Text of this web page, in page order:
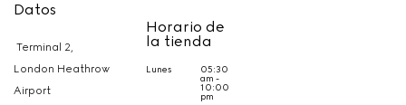
Datos
Terminal 2,
London Heathrow
Airport
Horario de
la tienda
Lunes 05:30
am -
10:00
pm